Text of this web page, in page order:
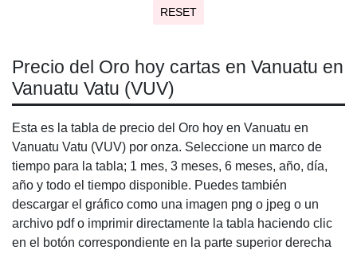
RESET
Precio del Oro hoy cartas en Vanuatu en
Vanuatu Vatu (VUV)
Esta es la tabla de precio del Oro hoy en Vanuatu en
Vanuatu Vatu (VUV) por onza. Seleccione un marco de
tiempo para la tabla; 1 mes, 3 meses, 6 meses, año, día,
año y todo el tiempo disponible. Puedes también
descargar el gráfico como una imagen png o jpeg o un
archivo pdf o imprimir directamente la tabla haciendo clic
en el botón correspondiente en la parte superior derecha